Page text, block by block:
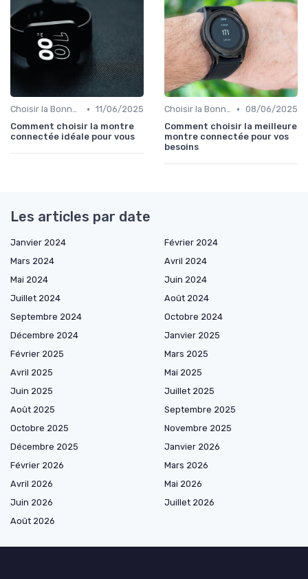
Choisir la Bonne Montre Connectée • 11/06/2025
Comment choisir la montre
connectée idéale pour vous
Choisir la Bonne Montre Connectée • 08/06/2025
Comment choisir la meilleure
montre connectée pour vos
besoins
Les articles par date
Janvier 2024
Février 2024
Mars 2024
Avril 2024
Mai 2024
Juin 2024
Juillet 2024
Août 2024
Septembre 2024
Octobre 2024
Décembre 2024
Janvier 2025
Février 2025
Mars 2025
Avril 2025
Mai 2025
Juin 2025
Juillet 2025
Août 2025
Septembre 2025
Octobre 2025
Novembre 2025
Décembre 2025
Janvier 2026
Février 2026
Mars 2026
Avril 2026
Mai 2026
Juin 2026
Juillet 2026
Août 2026